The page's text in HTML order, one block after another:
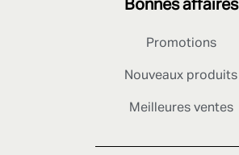
Bonnes affaires
Promotions
Nouveaux produits
Meilleures ventes